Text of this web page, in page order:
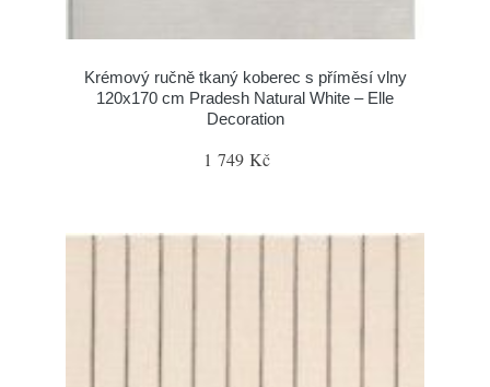
Krémový ručně tkaný koberec s příměsí vlny
120x170 cm Pradesh Natural White – Elle
Decoration
1 749 Kč